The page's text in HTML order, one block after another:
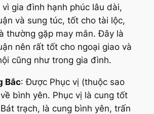
gia đình hạnh phúc lâu dài,
và sung túc, tốt cho tài lộc,
thường gặp may mắn. Đây là
nên rất tốt cho ngoại giao và
cũng như trong gia đình.
Bắc: Được Phục vị (thuộc sao
bình yên. Phục vị là cung tốt
trạch, là cung bình yên, trấn